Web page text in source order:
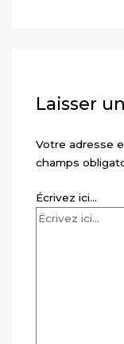
Laisser
Votre adresse
champs
Écrivez ici…